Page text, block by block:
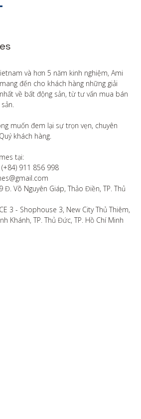
và hơn 5 năm kinh nghiệm, Ami
đến cho khách hàng những giải
về bất động sản, từ tư vấn mua bán
muốn đem lại sự trọn vẹn, chuyên
khách hàng.
tại:
911 856 998
Đ. Võ Nguyên Giáp, Thảo Điền, TP. Thủ
3 - Shophouse 3, New City Thủ Thiêm,
Khánh, TP. Thủ Đức, TP. Hồ Chí Minh